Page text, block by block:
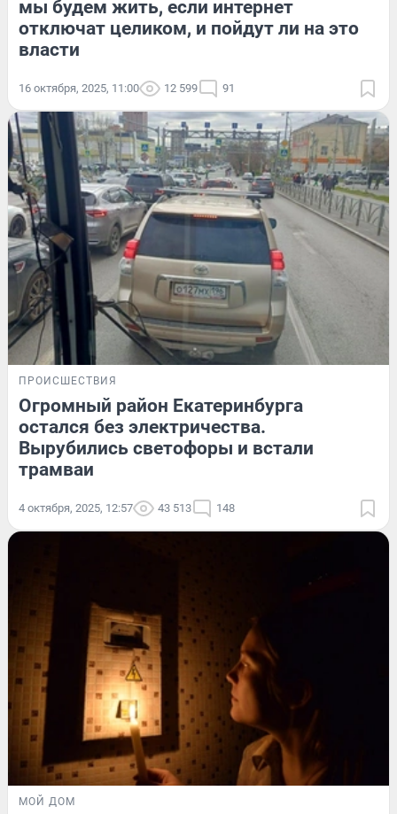
мы будем жить, если интернет
отключат целиком, и пойдут ли на это
власти
16 октября, 2025, 11:00 12 599 91
ПРОИСШЕСТВИЯ
Огромный район Екатеринбурга
остался без электричества.
Вырубились светофоры и встали
трамваи
4 октября, 2025, 12:57 43 513 148
МОЙ ДОМ